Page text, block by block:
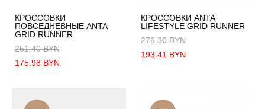
КРОССОВКИ
ПОВСЕДНЕВНЫЕ ANTA
GRID RUNNER
251.40 BYN
175.98 BYN
КРОССОВКИ ANTA
LIFESTYLE GRID RUNNER
276.30 BYN
193.41 BYN